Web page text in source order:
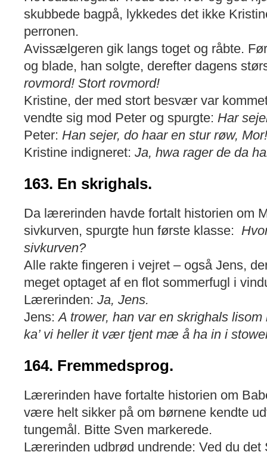
skubbede bagpå, lykkedes det ikke
perronen.
Avissælgeren gik langs toget og råbte.
og blade, han solgte, derefter dagens
rovmord! Stort rovmord!
Kristine, der med stort besvær var
vendte sig mod Peter og spurgte: Har
Peter: Han sejer, do haar en stur røw, Mor!
Kristine indigneret: Ja, hwa rager de da
163. En skrighals.
Da lærerinden havde fortalt historien om
sivkurven, spurgte hun første klasse:
sivkurven?
Alle rakte fingeren i vejret – også Jens,
meget optaget af en flot sommerfugl i
Lærerinden: Ja, Jens.
Jens:A trower, han var en skrighals
ka’ vi heller it vær tjent mæ å ha in i
164. Fremmedsprog.
Lærerinden have fortalte historien om
være helt sikker på om børnene kendte
tungemål. Bitte Sven markerede.
Lærerinden udbrød undrende: Ved du det